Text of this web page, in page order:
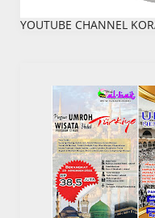
YOUTUBE CHANNEL